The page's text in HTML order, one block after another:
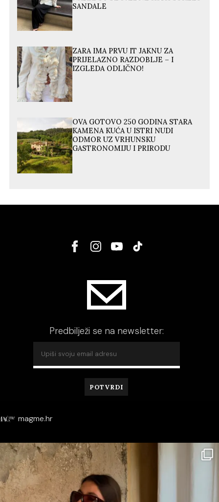
SANDALE
ZARA IMA PRVU IT JAKNU ZA
PRIJELAZNO RAZDOBLJE – I
IZGLEDA ODLIČNO!
OVA GOTOVO 250 GODINA STARA
KAMENA KUĆA U ISTRI NUDI
ODMOR UZ VRHUNSKU
GASTRONOMIJU I PRIRODU
Predbilježi se na newsletter:
magme.hr